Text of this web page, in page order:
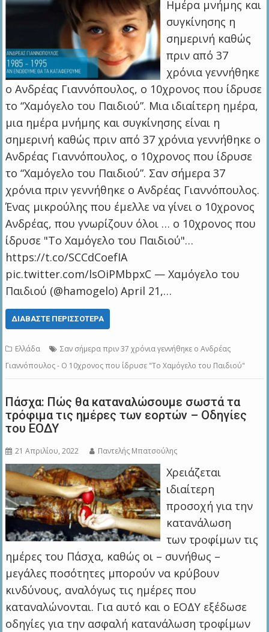
Ημέρα μνήμης και
συγκίνησης η
σημερινή καθώς
πριν από 37
χρόνια γεννήθηκε
ο Ανδρέας Γιαννόπουλος, ο 10χρονος που ίδρυσε
το “Χαμόγελο του Παιδιού”. Μια ιδιαίτερη ημέρα,
μια ημέρα μνήμης και συγκίνησης είναι η
σημερινή καθώς πριν από 37 χρόνια γεννήθηκε ο
Ανδρέας Γιαννόπουλος, ο 10χρονος που ίδρυσε
το “Χαμόγελο του Παιδιού”. Σαν σήμερα 37
χρόνια πριν γεννήθηκε ο Ανδρέας Γιαννόπουλος.
Ένας μικρούλης που έμελλε να γίνει ο 10χρονος
Ανδρέας, που γνωρίζουν όλοι … ο 10χρονος που
ίδρυσε "Το Χαμόγελο του Παιδιού"…
https://t.co/SCCdCoefIA
pic.twitter.com/lsOiPMbpxC — Χαμόγελο του
Παιδιού (@hamogelo) April 21,…
ΔΙΑΒΆΣΤΕ ΠΕΡΙΣΣΌΤΕΡΑ
Ελλάδα
Σαν σήμερα πριν 37 χρόνια γεννήθηκε ο Ανδρέας
Γιαννόπουλος - Ο 10χρονος που ίδρυσε "Το Χαμόγελο του Παιδιού"
Πάσχα: Πώς θα καταναλώσουμε σωστά τα
τρόφιμα τις ημέρες των εορτών – Οδηγίες
του ΕΟΔΥ
21 Απριλίου, 2022 Παντελής Μπατσούλης
Χρειάζεται
ιδιαίτερη
προσοχή για την
κατανάλωση
των τροφίμων τις
ημέρες του Πάσχα, καθώς οι – συνήθως –
μεγάλες ποσότητες μπορούν να κρύβουν
κινδύνους, αναλόγως τις ημέρες που
καταναλώνονται. Για αυτό και ο ΕΟΔΥ εξέδωσε
οδηγίες για την ασφαλή κατανάλωση τροφίμων